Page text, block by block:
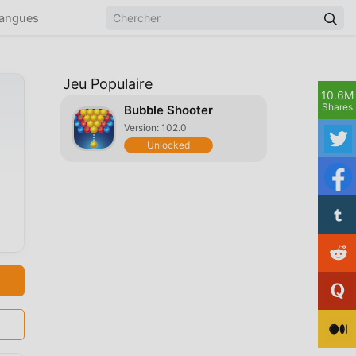
Jeu Populaire
Bubble Shooter
Version: 102.0
Unlocked
10.6M
Shares